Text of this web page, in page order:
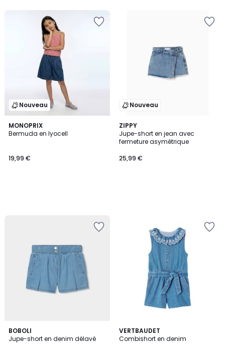
Nouveau
MONOPRIX
Bermuda en lyocell
19,99 €
Nouveau
ZIPPY
Jupe-short en jean avec
fermeture asymétrique
25,99 €
BOBOLI
Jupe-short en denim délavé
VERTBAUDET
Combishort en denim